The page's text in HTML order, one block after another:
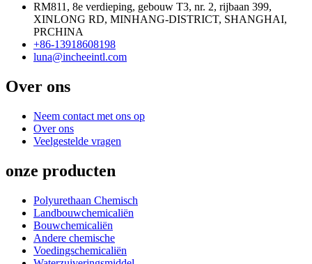
RM811, 8e verdieping, gebouw T3, nr. 2, rijbaan 399,
XINLONG RD, MINHANG-DISTRICT, SHANGHAI,
PRCHINA
+86-13918608198
luna@incheeintl.com
Over ons
Neem contact met ons op
Over ons
Veelgestelde vragen
onze producten
Polyurethaan Chemisch
Landbouwchemicaliën
Bouwchemicaliën
Andere chemische
Voedingschemicaliën